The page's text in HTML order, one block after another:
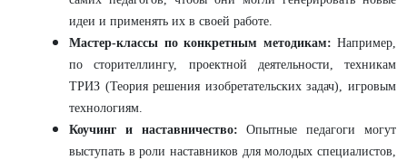
идеи и применять их в своей работе.
Мастер-классы по конкретным методикам: Например,
по сторителлингу, проектной деятельности, техникам
ТРИЗ (Теория решения изобретательских задач), игровым
технологиям.
Коучинг и наставничество: Опытные педагоги могут
выступать в роли наставников для молодых специалистов,